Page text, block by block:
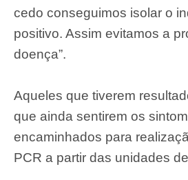
cedo conseguimos isolar o
positivo. Assim evitamos a
doença”.
Aqueles que tiverem
que ainda sentirem os
encaminhados para
PCR a partir das unidades